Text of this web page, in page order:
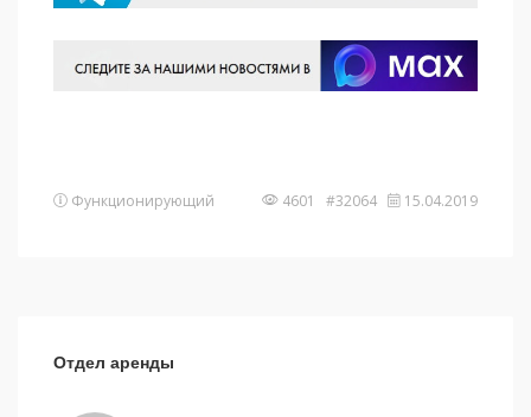
Функционирующий 4601 #32064 15.04.2019
Отдел аренды